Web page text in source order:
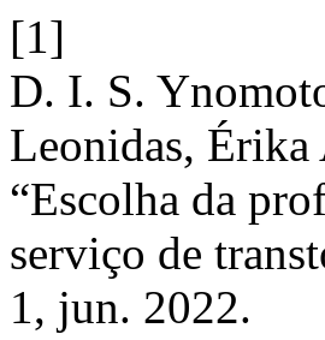
[1]
D. I. S.
Leonidas, Érika
“Escolha da
serviço de
1, jun. 2022.